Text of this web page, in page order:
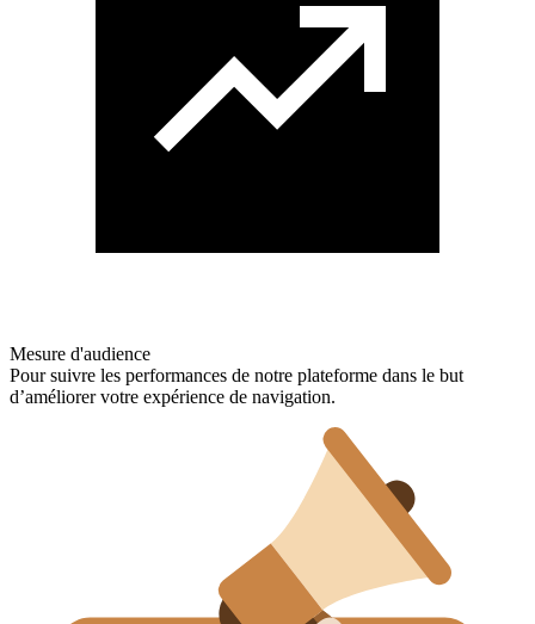
Mesure d'audience
Pour suivre les performances de notre plateforme dans le but
d’améliorer votre expérience de navigation.